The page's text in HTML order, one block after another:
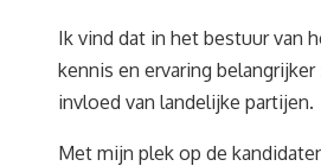
Ik vind dat in het bestuur van
kennis en ervaring belangrijker
invloed van landelijke partijen.
Met mijn plek op de